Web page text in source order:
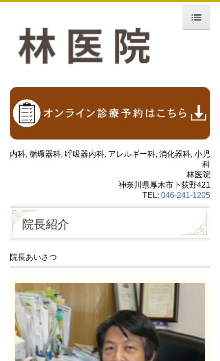
ホーム
院長紹介
当院について
診療のご案内
交通案内
内科, 循環器科, 呼吸器内科, アレルギー科, 消化器科, 小児
科
林医院
神奈川県厚木市下荻野421
TEL: 046-241-1205
院長紹介
院長あいさつ